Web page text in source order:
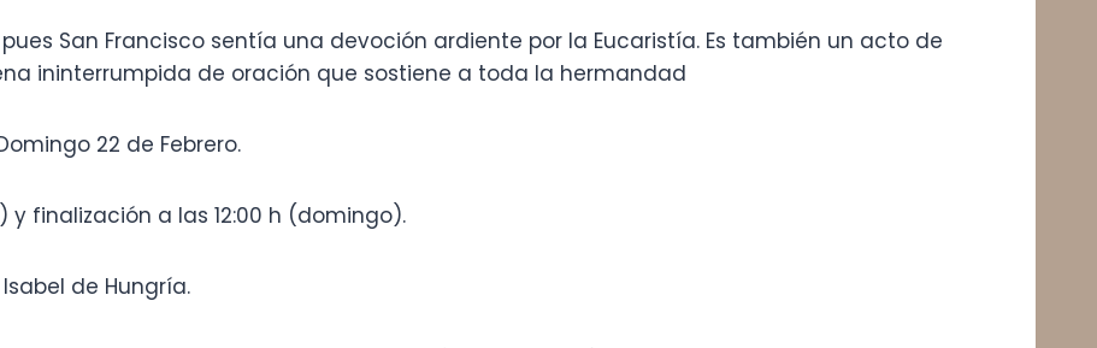
San Francisco sentía una devoción ardiente por la Eucaristía. Es también un acto de
ininterrumpida de oración que sostiene a toda la hermandad
22 de Febrero.
y finalización a las 12:00 h (domingo).
de Hungría.